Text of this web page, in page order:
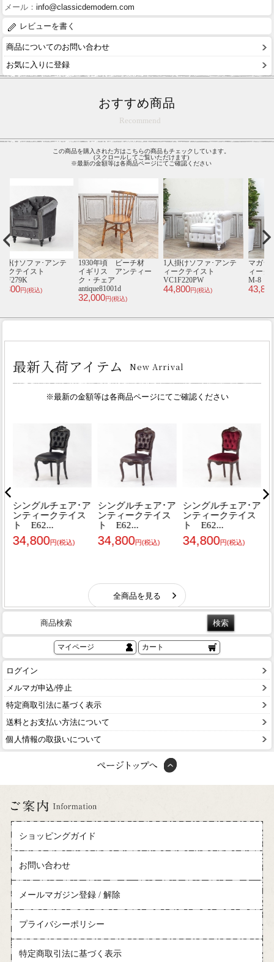
メール： info@classicdemodern.com
レビューを書く
商品についてのお問い合わせ
お気に入りに登録
おすすめ商品
Recommend
この商品を購入された方はこちらの商品もチェックしています。
(スクロールしてご覧いただけます)
※最新の金額等は各商品ページにてご確認ください
1930年頃 ビーチ材
イギリス アンティー
ク・チェア
antique81001d
1人掛けソファ･アンテ
ィークテイスト
VC1F220PW
44,800
マガジンラック･アンテ
ィークテイスト 3102-
M-8
43,800円(税込)
商品検索
マイページ カート
ログイン
メルマガ申込/停止
特定商取引法に基づく表示
送料とお支払い方法について
個人情報の取扱いについて
ショッピングガイド
お問い合わせ
メールマガジン登録 / 解除
プライバシーポリシー
特定商取引法に基づく表示